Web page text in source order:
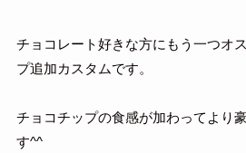
チョコレート好きな方にもう一つオ
プ追加カスタムです。
チョコチップの食感が加わってより
す^^